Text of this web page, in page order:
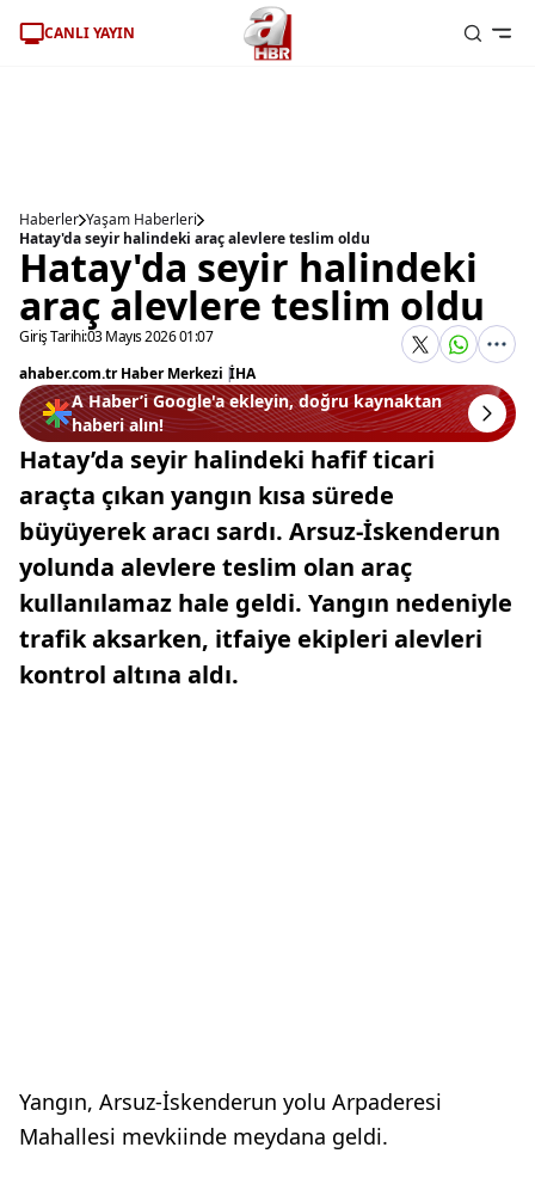
CANLI YAYIN
Haberler Yaşam Haberleri
Hatay'da seyir halindeki araç alevlere teslim oldu
Hatay'da seyir halindeki
araç alevlere teslim oldu
Giriş Tarihi:03 Mayıs 2026 01:07
ahaber.com.tr Haber Merkezi |İHA
A Haber’i Google'a ekleyin, doğru kaynaktan
haberi alın!
Hatay’da seyir halindeki hafif ticari
araçta çıkan yangın kısa sürede
büyüyerek aracı sardı. Arsuz-İskenderun
yolunda alevlere teslim olan araç
kullanılamaz hale geldi. Yangın nedeniyle
trafik aksarken, itfaiye ekipleri alevleri
kontrol altına aldı.
Yangın, Arsuz-İskenderun yolu Arpaderesi
Mahallesi mevkiinde meydana geldi.